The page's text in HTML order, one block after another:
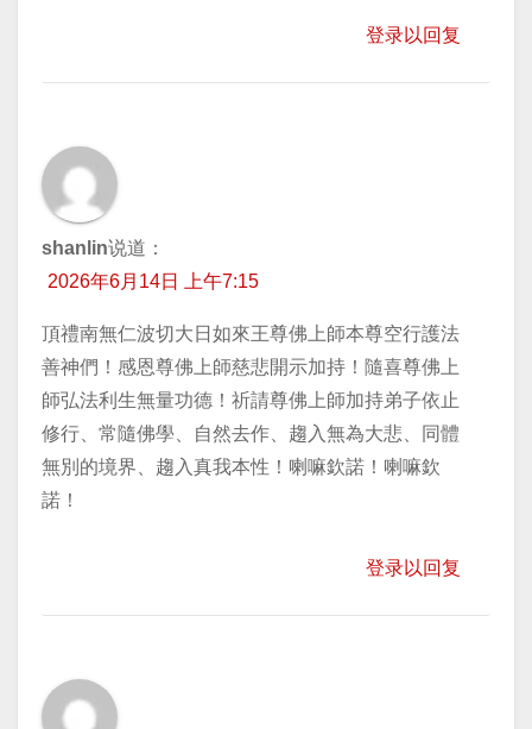
登录以回复
shanlin说道：
2026年6月14日 上午7:15
頂禮南無仁波切大日如來王尊佛上師本尊空行護法
善神們！感恩尊佛上師慈悲開示加持！隨喜尊佛上
師弘法利生無量功德！祈請尊佛上師加持弟子依止
修行、常隨佛學、自然去作、趨入無為大悲、同體
無別的境界、趨入真我本性！喇嘛欽諾！喇嘛欽
諾！
登录以回复